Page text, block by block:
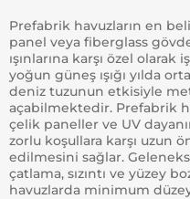
Prefabrik havuzların en
panel veya fiberglass
ışınlarına karşı özel olarak
yoğun güneş ışığı yılda
deniz tuzunun etkisiyle
açabilmektedir. Prefabrik
çelik paneller ve UV
zorlu koşullara karşı uzun
edilmesini sağlar.
çatlama, sızıntı ve yüzey
havuzlarda minimum